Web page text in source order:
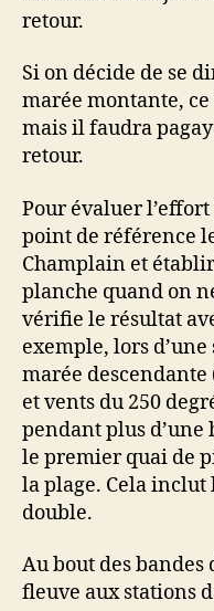
retour.
Si on décide de se
marée montante, ce
mais il faudra
retour.
Pour évaluer
point de référence
Champlain et
planche quand on
vérifie le résultat
exemple, lors d’une
marée descendante
et vents du 250
pendant plus
le premier quai de
la plage. Cela inclut
double.
Au bout des bandes
fleuve aux stations